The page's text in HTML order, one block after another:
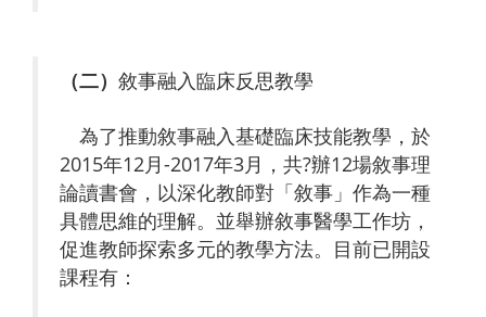
（二） 敘事融入臨床反思教學
為了推動敘事融入基礎臨床技能教學，於
2015年12月-2017年3月，共?辦12場敘事理
論讀書會，以深化教師對「敘事」作為一種
具體思維的理解。並舉辦敘事醫學工作坊，
促進教師探索多元的教學方法。目前已開設
課程有：